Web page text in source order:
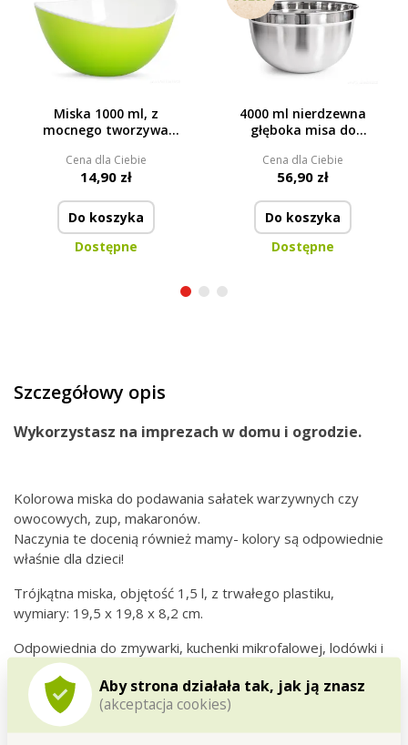
Aby strona działała tak, jak ją znasz
(akceptacja cookies)
Miska 1000 ml, z
mocnego tworzywa
Cena dla Ciebie
14,90 zł
Do koszyka
Dostępne
4000 ml nierdzewna
głęboka misa do
Cena dla Ciebie
56,90 zł
Do koszyka
Dostępne
Szczegółowy opis
Wykorzystasz na imprezach w domu i ogrodzie.
Kolorowa miska do podawania sałatek warzywnych czy
owocowych, zup, makaronów.
Naczynia te docenią również mamy- kolory są odpowiednie
właśnie dla dzieci!
Trójkątna miska, objętość 1,5 l, z trwałego plastiku,
wymiary: 19,5 x 19,8 x 8,2 cm.
Odpowiednia do zmywarki, kuchenki mikrofalowej, lodówki i
zamrażarki.